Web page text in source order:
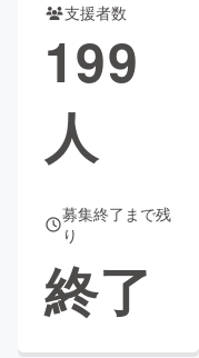
支援者数
199
人
募集終了まで残
り
終了